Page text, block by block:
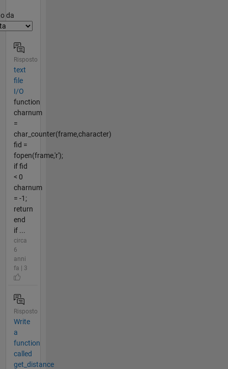
da
Risposto
text
file
I/O
function
charnum
=
char_counter(frame,character)
fid =
fopen(frame,'r');
if fid
< 0
charnum
= -1;
return
end
if ...
circa
6
anni
fa | 3
Risposto
Write
a
function
called
get_distance